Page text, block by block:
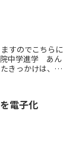
すのでこちらに
電子化